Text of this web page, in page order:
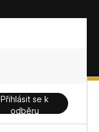
Přihlásit se k
odběru